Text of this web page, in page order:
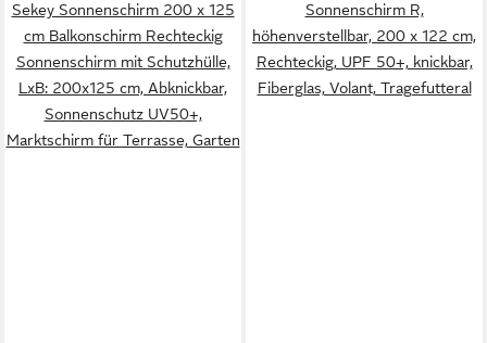
Sekey Sonnenschirm 200 x 125
cm Balkonschirm Rechteckig
Sonnenschirm mit Schutzhülle,
LxB: 200x125 cm, Abknickbar,
Sonnenschutz UV50+,
Marktschirm für Terrasse, Garten
Sonnenschirm R,
höhenverstellbar, 200 x 122 cm,
Rechteckig, UPF 50+, knickbar,
Fiberglas, Volant, Tragefutteral